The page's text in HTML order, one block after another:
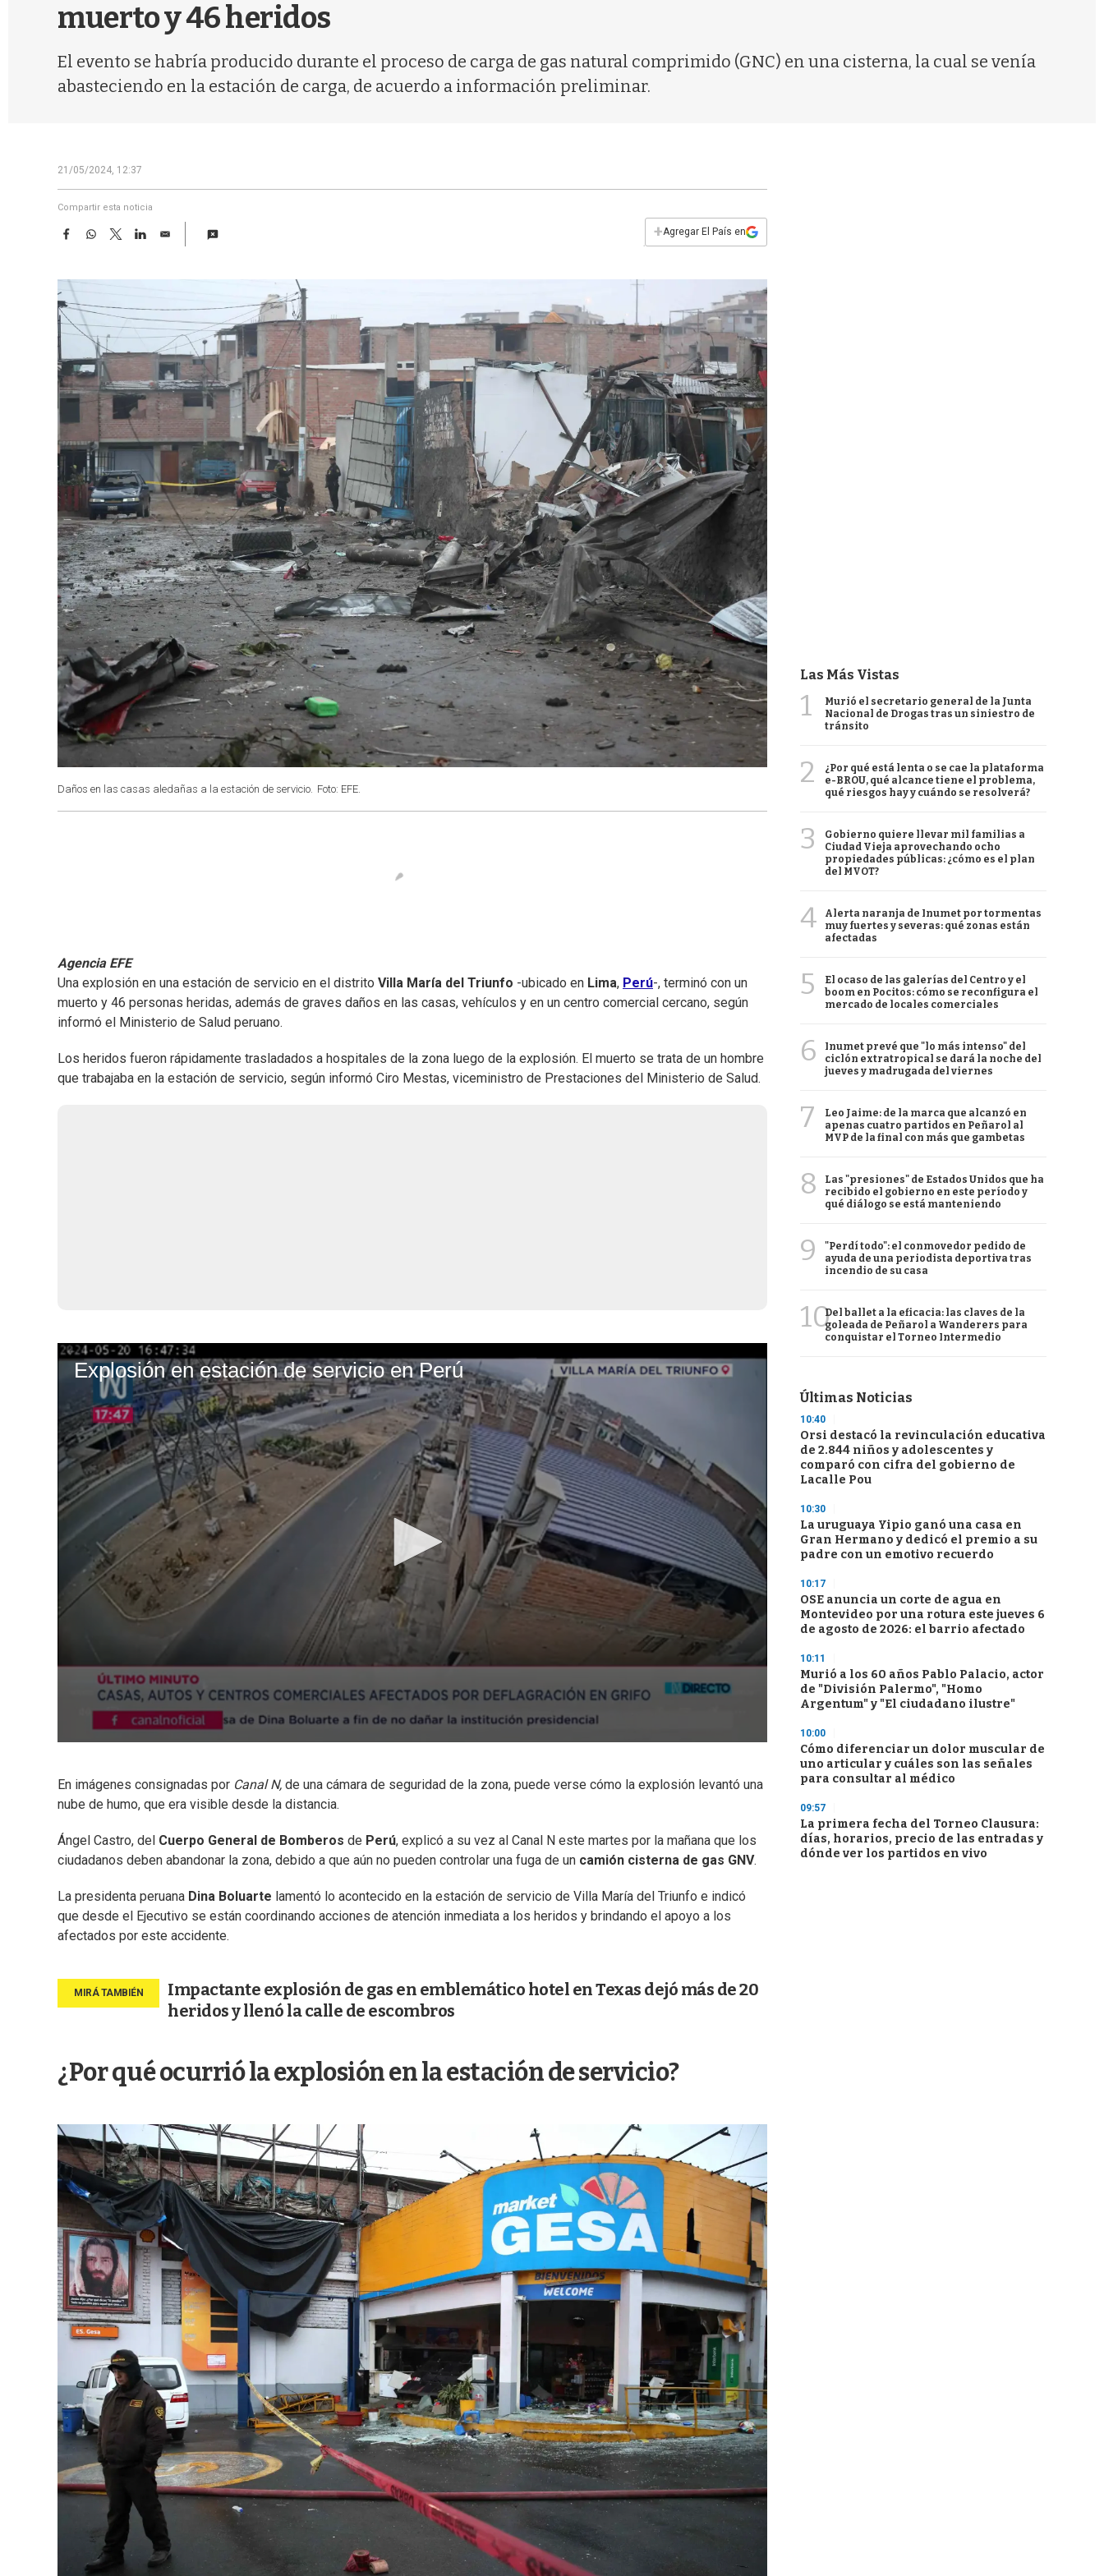
muerto y 46 heridos
El evento se habría producido durante el proceso de carga de gas natural comprimido (GNC) en una cisterna, la cual se venía
abasteciendo en la estación de carga, de acuerdo a información preliminar.
21/05/2024, 12:37
Compartir esta noticia
F
e
b
o
o
W
t
A
p
p
T
w
t
e
r
L
k
d
I
E
i
+Agregar El País en
Daños en las casas aledañas a la estación de servicio. Foto: EFE.
Agencia EFE
Una explosión en una estación de servicio en el distrito Villa María del Triunfo -ubicado en Lima, Perú-, terminó con un
muerto y 46 personas heridas, además de graves daños en las casas, vehículos y en un centro comercial cercano, según
informó el Ministerio de Salud peruano.
Los heridos fueron rápidamente trasladados a hospitales de la zona luego de la explosión. El muerto se trata de un hombre
que trabajaba en la estación de servicio, según informó Ciro Mestas, viceministro de Prestaciones del Ministerio de Salud.
En imágenes consignadas por Canal N, de una cámara de seguridad de la zona, puede verse cómo la explosión levantó una
nube de humo, que era visible desde la distancia.
Ángel Castro, del Cuerpo General de Bomberos de Perú, explicó a su vez al Canal N este martes por la mañana que los
ciudadanos deben abandonar la zona, debido a que aún no pueden controlar una fuga de un camión cisterna de gas GNV.
La presidenta peruana Dina Boluarte lamentó lo acontecido en la estación de servicio de Villa María del Triunfo e indicó
que desde el Ejecutivo se están coordinando acciones de atención inmediata a los heridos y brindando el apoyo a los
afectados por este accidente.
Impactante explosión de gas en emblemático hotel en Texas dejó más de 20
heridos y llenó la calle de escombros
¿Por qué ocurrió la explosión en la estación de servicio?
Las Más Vistas
1
Murió el secretario general de la Junta
Nacional de Drogas tras un siniestro de
tránsito
2
¿Por qué está lenta o se cae la plataforma
e-BROU, qué alcance tiene el problema,
qué riesgos hay y cuándo se resolverá?
3
Gobierno quiere llevar mil familias a
Ciudad Vieja aprovechando ocho
propiedades públicas: ¿cómo es el plan
del MVOT?
4
Alerta naranja de Inumet por tormentas
muy fuertes y severas: qué zonas están
afectadas
5
El ocaso de las galerías del Centro y el
boom en Pocitos: cómo se reconfigura el
mercado de locales comerciales
6
Inumet prevé que "lo más intenso" del
ciclón extratropical se dará la noche del
jueves y madrugada del viernes
7
Leo Jaime: de la marca que alcanzó en
apenas cuatro partidos en Peñarol al
MVP de la final con más que gambetas
8
Las "presiones" de Estados Unidos que ha
recibido el gobierno en este período y
qué diálogo se está manteniendo
9
"Perdí todo": el conmovedor pedido de
ayuda de una periodista deportiva tras
incendio de su casa
10Del ballet a la eficacia: las claves de la
goleada de Peñarol a Wanderers para
conquistar el Torneo Intermedio
Últimas Noticias
10:40
Orsi destacó la revinculación educativa
de 2.844 niños y adolescentes y
comparó con cifra del gobierno de
Lacalle Pou
10:30
La uruguaya Yipio ganó una casa en
Gran Hermano y dedicó el premio a su
padre con un emotivo recuerdo
10:17
OSE anuncia un corte de agua en
Montevideo por una rotura este jueves 6
de agosto de 2026: el barrio afectado
10:11
Murió a los 60 años Pablo Palacio, actor
de "División Palermo", "Homo
Argentum" y "El ciudadano ilustre"
10:00
Cómo diferenciar un dolor muscular de
uno articular y cuáles son las señales
para consultar al médico
09:57
La primera fecha del Torneo Clausura:
días, horarios, precio de las entradas y
dónde ver los partidos en vivo